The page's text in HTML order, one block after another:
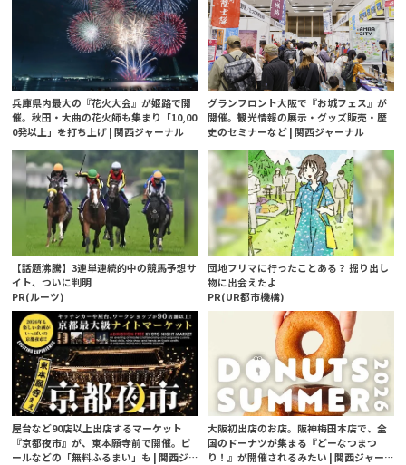
兵庫県内最大の『花火大会』が姫路で開
催。秋田・大曲の花火師も集まり「10,00
0発以上」を打ち上げ | 関西ジャーナル
グランフロント大阪で『お城フェス』が
開催。観光情報の展示・グッズ販売・歴
史のセミナーなど | 関西ジャーナル
【話題沸騰】3連単連続的中の競馬予想サ
イト、ついに判明
PR(ルーツ)
団地フリマに行ったことある？ 掘り出し
物に出会えたよ
PR(UR都市機構)
屋台など90店以上出店するマーケット
『京都夜市』が、東本願寺前で開催。ビ
ールなどの「無料ふるまい」も | 関西ジ
大阪初出店のお店。阪神梅田本店で、全
国のドーナツが集まる『どーなつまつ
り！』が開催されるみたい | 関西ジャー